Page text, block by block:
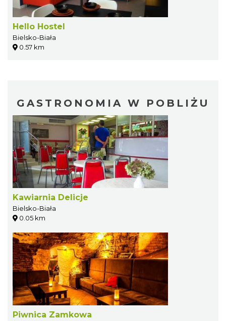
Hello Hostel
Bielsko-Biała
0.57 km
GASTRONOMIA W POBLIŻU
Kawiarnia Delicje
Bielsko-Biała
0.05 km
Piwnica Zamkowa